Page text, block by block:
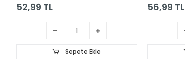
52,99 TL
Sepete Ekle
56,99 TL